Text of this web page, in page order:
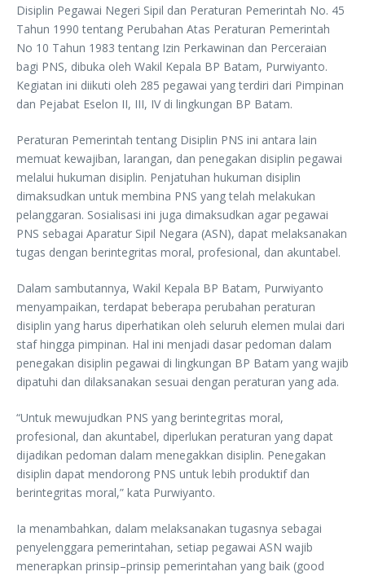
Disiplin Pegawai Negeri Sipil dan Peraturan Pemerintah No. 45
Tahun 1990 tentang Perubahan Atas Peraturan Pemerintah
No 10 Tahun 1983 tentang Izin Perkawinan dan Perceraian
bagi PNS, dibuka oleh Wakil Kepala BP Batam, Purwiyanto.
Kegiatan ini diikuti oleh 285 pegawai yang terdiri dari Pimpinan
dan Pejabat Eselon II, III, IV di lingkungan BP Batam.
Peraturan Pemerintah tentang Disiplin PNS ini antara lain
memuat kewajiban, larangan, dan penegakan disiplin pegawai
melalui hukuman disiplin. Penjatuhan hukuman disiplin
dimaksudkan untuk membina PNS yang telah melakukan
pelanggaran. Sosialisasi ini juga dimaksudkan agar pegawai
PNS sebagai Aparatur Sipil Negara (ASN), dapat melaksanakan
tugas dengan berintegritas moral, profesional, dan akuntabel.
Dalam sambutannya, Wakil Kepala BP Batam, Purwiyanto
menyampaikan, terdapat beberapa perubahan peraturan
disiplin yang harus diperhatikan oleh seluruh elemen mulai dari
staf hingga pimpinan. Hal ini menjadi dasar pedoman dalam
penegakan disiplin pegawai di lingkungan BP Batam yang wajib
dipatuhi dan dilaksanakan sesuai dengan peraturan yang ada.
“Untuk mewujudkan PNS yang berintegritas moral,
profesional, dan akuntabel, diperlukan peraturan yang dapat
dijadikan pedoman dalam menegakkan disiplin. Penegakan
disiplin dapat mendorong PNS untuk lebih produktif dan
berintegritas moral,” kata Purwiyanto.
Ia menambahkan, dalam melaksanakan tugasnya sebagai
penyelenggara pemerintahan, setiap pegawai ASN wajib
menerapkan prinsip–prinsip pemerintahan yang baik (good